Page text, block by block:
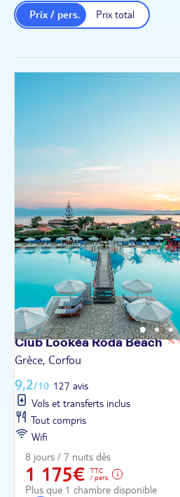
Prix total
Prix / pers.
Club Lookéa RodaBeach
Grèce, Corfou
9,2/10 127 avis
Vols et transferts inclus
Tout compris
Wifi
8 jours / 7 nuits dès
1 175€
TTC
/ pers.
Plus que 1 chambre disponible